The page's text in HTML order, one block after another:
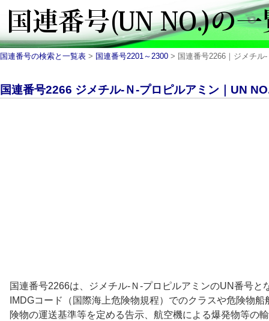
国連番号の検索と一覧表 > 国連番号2201～2300 > 国連番号2266｜ジメチル
国連番号2266 ジメチル-Ｎ-プロピルアミン｜UN
国連番号2266は、ジメチル-Ｎ-プロピルアミンのUN番号と
IMDGコード（国際海上危険物規程）でのクラスや危険物
険物の運送基準等を定める告示、航空機による爆発物等の